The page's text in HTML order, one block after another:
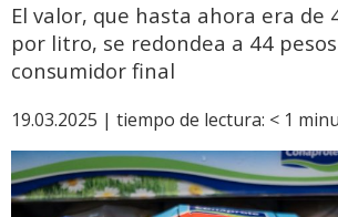
El valor, que hasta ahora era de
por litro, se redondea a 44
consumidor final
19.03.2025 | tiempo de lectura: < 1